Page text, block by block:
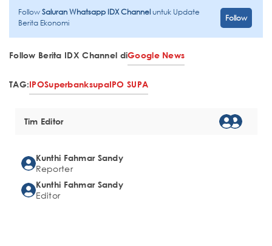
FollowSaluran Whatsapp IDX Channeluntuk Update
Berita Ekonomi
Follow
Follow Berita IDX Channel diGoogle News
TAG:IPOSuperbanksupaIPO SUPA
Tim Editor
Kunthi Fahmar Sandy
Reporter
Kunthi Fahmar Sandy
Editor